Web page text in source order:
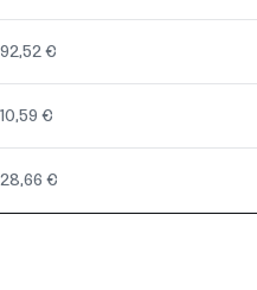
€
€
€